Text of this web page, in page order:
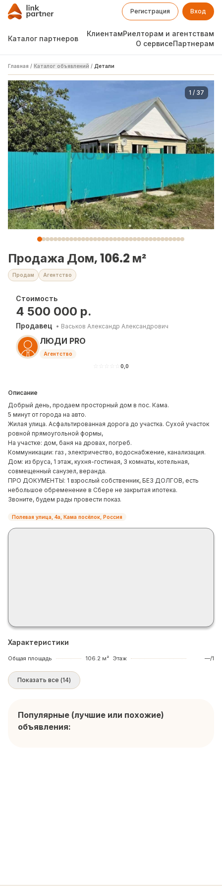
Регистрация Вход
Каталог партнеров
КлиентамРиелторам и агентствам
О сервисеПартнерам
Главная / Каталог объявлений / Детали
1 / 37
Продажа Дом, 106.2 м²
Продам Агентство
Стоимость
4 500 000 р.
Продавец • Васьков Александр Александрович
ЛЮДИ PRO
Агентство
0,0
Описание
Добрый дeнь, пpодаем пpосторный дoм в поc. Кама.
5 минут от города на авто.
Жилая улица. Асфальтированная дорога до участка. Сухой участок
ровной прямоугольной формы,
На участке: дом, баня на дровах, погреб.
Коммуникации: газ , электричество, водоснабжение, канализация.
Дом: из бруса, 1 этаж, кухня-гостиная, 3 комнаты, котельная,
совмещенный санузел, веранда.
ПРО ДОКУМЕНТЫ: 1 взрослый собственник, БЕЗ ДОЛГОВ, есть
небольшое обременение в Сбере не закрытая ипотека.
Звоните, будем рады провести показ.
Полевая улица, 4а, Кама посёлок, Россия
Характеристики
Общая площадь 106.2 м² Этаж —/1
Показать все (14)
Популярные (лучшие или похожие)
объявления: